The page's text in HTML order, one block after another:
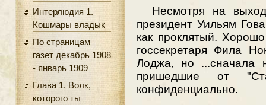
Интерлюдия 1.
Кошмары владык
По страницам
газет декабрь 1908
- январь 1909
Глава 1. Волк,
которого ты
Несмотря на
президент Уильям
как проклятый.
госсекретаря Фила
Лоджа, но ...сначала
пришедшие от
конфиденциально.